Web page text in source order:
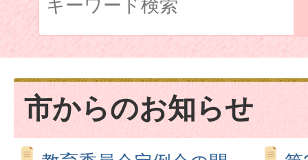
市からのお知らせ